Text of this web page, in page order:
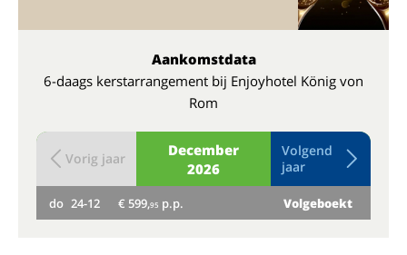
Aankomstdata
6-daags kerstarrangement bij Enjoyhotel König von
Rom
December
2026
Vorig jaar
Volgend
jaar
do 24-12 € 599,95 p.p. Volgeboekt